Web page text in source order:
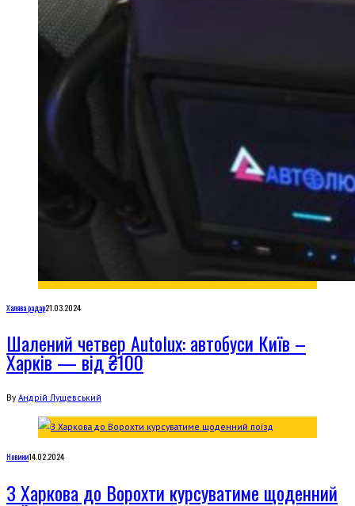
Халява радар21.03.2024
Шалений четвер Autolux: автобуси Київ –
Харків — від ₴100
By Андрій Лущевський
Новини14.02.2024
З Харкова до Ворохти курсуватиме щоденний